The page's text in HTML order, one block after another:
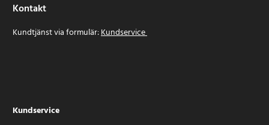
Kontakt
Kundtjänst via formulär:Kundservice
Kundservice